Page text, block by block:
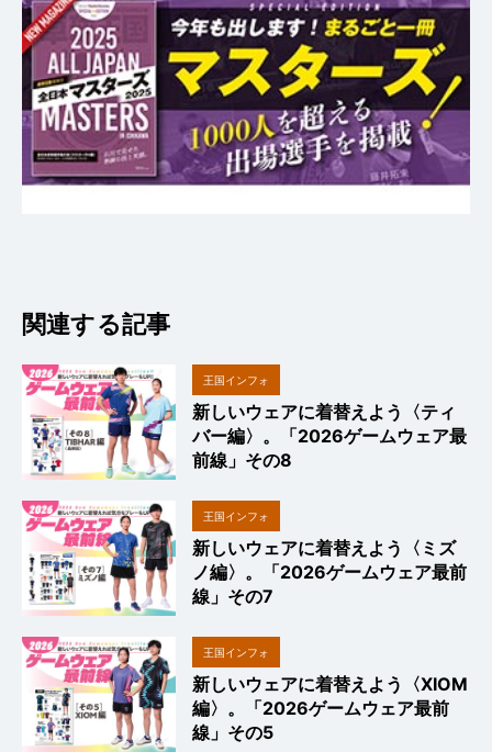
関連する記事
王国インフォ
新しいウェアに着替えよう〈ティ
バー編〉。「2026ゲームウェア最
前線」その8
王国インフォ
新しいウェアに着替えよう〈ミズ
ノ編〉。「2026ゲームウェア最前
線」その7
王国インフォ
新しいウェアに着替えよう〈XIOM
編〉。「2026ゲームウェア最前
線」その5